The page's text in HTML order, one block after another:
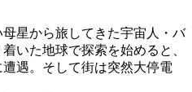
星から旅してきた宇宙人・バ
いた地球で探索を始めると、
遇。そして街は突然大停電